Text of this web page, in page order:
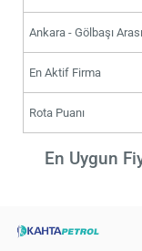
Ankara - Gölbaşı
En Aktif Firma
Rota Puanı
En Uygun